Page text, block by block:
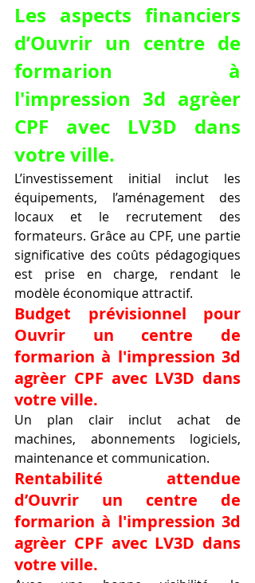
Les aspects financiers
d’Ouvrir un centre de
formarion à
l'impression 3d agrèer
CPF avec LV3D dans
votre ville.
L’investissement initial inclut les
équipements, l’aménagement des
locaux et le recrutement des
formateurs. Grâce au CPF, une partie
significative des coûts pédagogiques
est prise en charge, rendant le
modèle économique attractif.
Budget prévisionnel pour
Ouvrir un centre de
formarion à l'impression 3d
agrèer CPF avec LV3D dans
votre ville.
Un plan clair inclut achat de
machines, abonnements logiciels,
maintenance et communication.
Rentabilité attendue
d’Ouvrir un centre de
formarion à l'impression 3d
agrèer CPF avec LV3D dans
votre ville.